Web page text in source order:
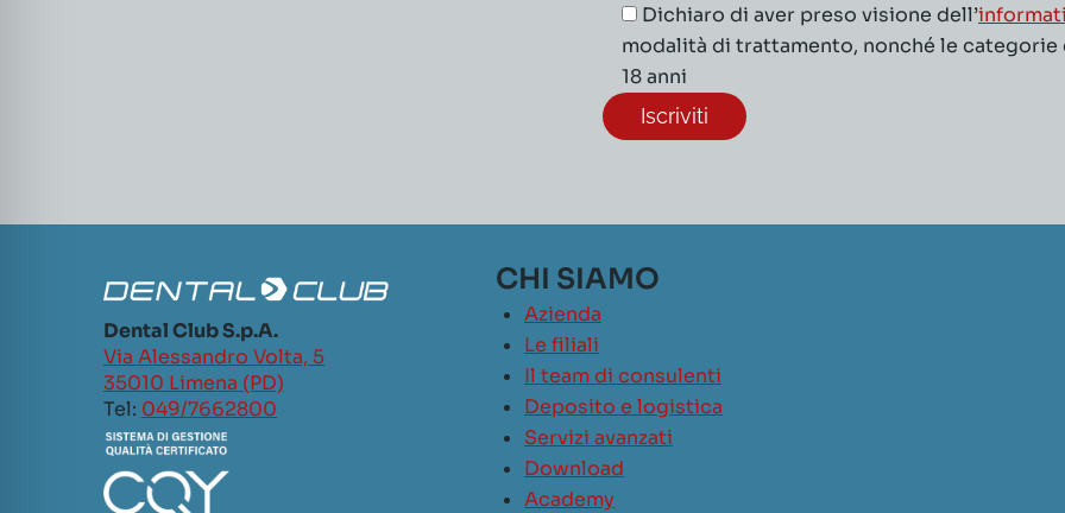
Dichiaro di aver preso visione dell’
modalità di trattamento, nonché le
18 anni
Dental Club S.p.A.
Via Alessandro Volta, 5
35010 Limena (PD)
Tel: 049/7662800
CHI SIAMO
Azienda
Le filiali
Il team di consulenti
Deposito e logistica
Servizi avanzati
Download
Academy